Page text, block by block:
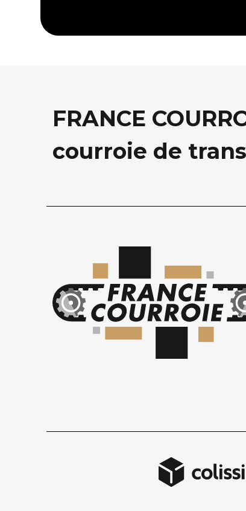
FRANCE
courroie de